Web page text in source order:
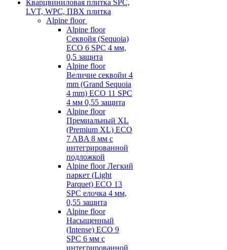
Кварцвиниловая плитка SPC,
LVT, WPC, ПВХ плитка
Alpine floor
Alpine floor
Секвойя (Sequoia)
ECO 6 SPC 4 мм,
0,5 защита
Alpine floor
Величие секвойи 4
mm (Grand Sequoia
4 mm) ECO 11 SPC
4 мм 0,55 защита
Alpine floor
Премиальный XL
(Premium XL) ECO
7 ABA 8 мм с
интегрированной
подложкой
Alpine floor Легкий
паркет (Light
Parquet) ECO 13
SPC елочка 4 мм,
0,55 защита
Alpine floor
Насыщенный
(Intense) ECO 9
SPC 6 мм с
интегрированной